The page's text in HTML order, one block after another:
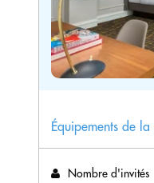
Équipements de
Nombre d'invités